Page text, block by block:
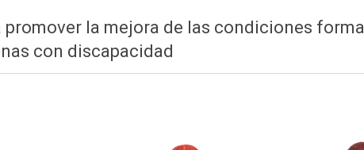
promover la mejora de las condiciones
con discapacidad